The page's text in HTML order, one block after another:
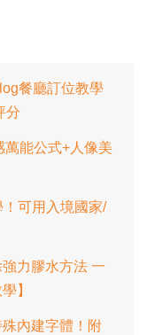
餐廳訂位教學
分
能公式+人像美
可用入境國家/
力膠水方法 一
】
內建字體！附